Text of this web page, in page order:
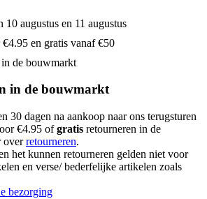
10 augustus en 11 augustus
en gratis vanaf €50
de bouwmarkt
in de bouwmarkt
30 dagen na aankoop naar ons terugsturen
€4.95 ofgratis retourneren in de
overretourneren.
het kunnen retourneren gelden niet voor
en verse/ bederfelijke artikelen zoals
bezorging